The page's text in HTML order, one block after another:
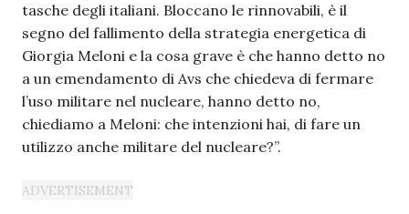
tasche degli italiani. Bloccano le rinnovabili, è il
segno del fallimento della strategia energetica di
Giorgia Meloni e la cosa grave è che hanno detto no
a un emendamento di Avs che chiedeva di fermare
l’uso militare nel nucleare, hanno detto no,
chiediamo a Meloni: che intenzioni hai, di fare un
utilizzo anche militare del nucleare?”.